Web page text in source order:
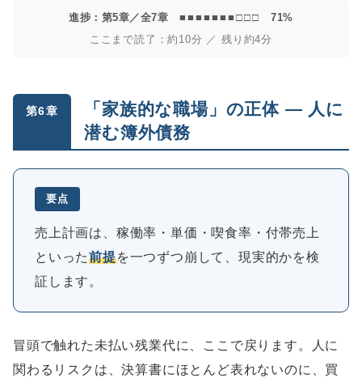
進捗：第5章／全7章■■■■■■■□□□
71%
ここまで読了：約10分 ／ 残り約4分
第6章
「家族的な職場」の正体 ― 人に
潜む簿外債務
要点
売上計画は、稼働率・単価・喫食率・付帯売上
といった前提を一つずつ崩して、現実的かを検
証します。
冒頭で触れた未払い残業代に、ここで戻ります。人に
関わるリスクは、決算書にほとんど表れないのに、買